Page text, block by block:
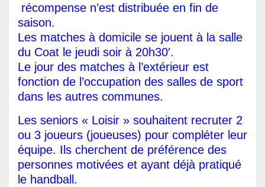
récompense n’est distribuée en fin de
saison.
Les matches à domicile se jouent à la salle
du Coat le jeudi soir à 20h30′.
Le jour des matches à l’extérieur est
fonction de l’occupation des salles de sport
dans les autres communes.
Les seniors « Loisir » souhaitent recruter 2
ou 3 joueurs (joueuses) pour compléter leur
équipe. Ils cherchent de préférence des
personnes motivées et ayant déjà pratiqué
le handball.